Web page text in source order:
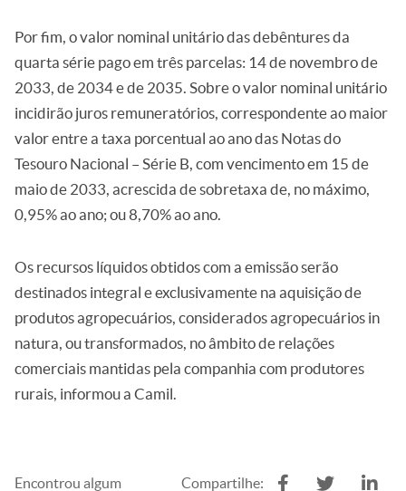
Por fim, o valor nominal unitário das debêntures da
quarta série pago em três parcelas: 14 de novembro de
2033, de 2034 e de 2035. Sobre o valor nominal unitário
incidirão juros remuneratórios, correspondente ao maior
valor entre a taxa porcentual ao ano das Notas do
Tesouro Nacional – Série B, com vencimento em 15 de
maio de 2033, acrescida de sobretaxa de, no máximo,
0,95% ao ano; ou 8,70% ao ano.
Os recursos líquidos obtidos com a emissão serão
destinados integral e exclusivamente na aquisição de
produtos agropecuários, considerados agropecuários in
natura, ou transformados, no âmbito de relações
comerciais mantidas pela companhia com produtores
rurais, informou a Camil.
Encontrou algum
Compartilhe: